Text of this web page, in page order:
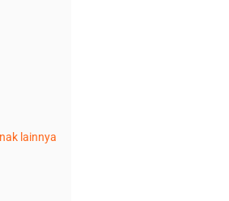
lainnya